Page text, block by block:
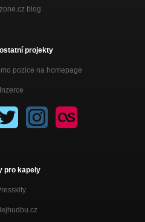
blog
projekty
pozice na homepage
Inzerce
pro kapely